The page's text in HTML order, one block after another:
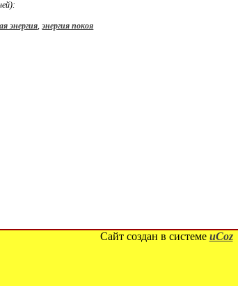
энергия,энергия покоя
Сайт создан в системе uCoz